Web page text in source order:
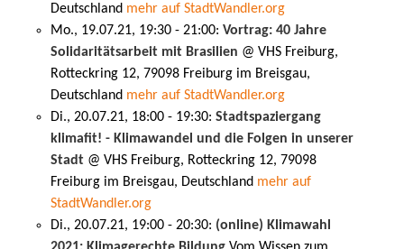
Deutschland mehr auf StadtWandler.org
Mo., 19.07.21, 19:30 - 21:00: Vortrag: 40 Jahre
Solidaritätsarbeit mit Brasilien @ VHS Freiburg,
Rotteckring 12, 79098 Freiburg im Breisgau,
Deutschland mehr auf StadtWandler.org
Di., 20.07.21, 18:00 - 19:30: Stadtspaziergang
klimafit! - Klimawandel und die Folgen in unserer
Stadt @ VHS Freiburg, Rotteckring 12, 79098
Freiburg im Breisgau, Deutschland mehr auf
StadtWandler.org
Di., 20.07.21, 19:00 - 20:30: (online) Klimawahl